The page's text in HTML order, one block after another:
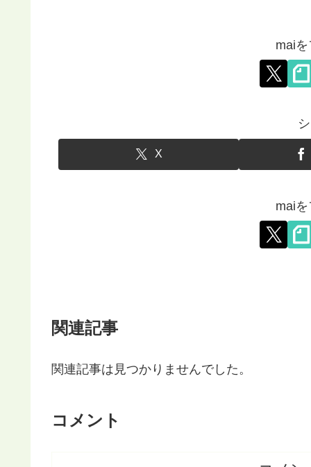
mai
X
mai
関連記事
関連記事は見つかりませんでした。
コメント